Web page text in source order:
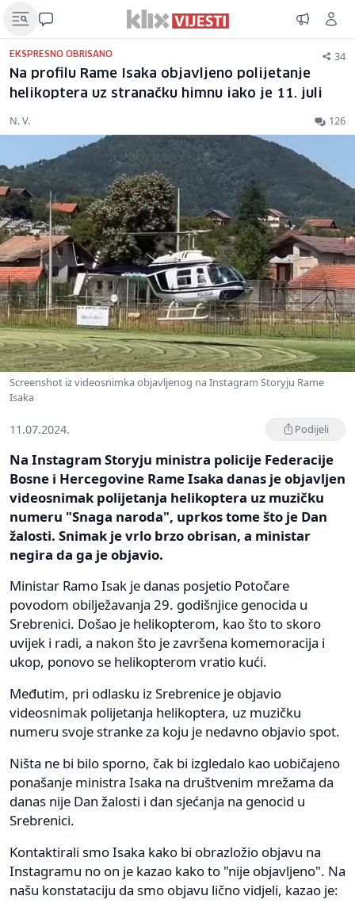
EKSPRESNO OBRISANO 34
Na profilu Rame Isaka objavljeno polijetanje
helikoptera uz stranačku himnu iako je 11. juli
N. V. 126
Screenshot iz videosnimka objavljenog na Instagram Storyju Rame
Isaka
11.07.2024. Podijeli
Na Instagram Storyju ministra policije Federacije
Bosne i Hercegovine Rame Isaka danas je objavljen
videosnimak polijetanja helikoptera uz muzičku
numeru "Snaga naroda", uprkos tome što je Dan
žalosti. Snimak je vrlo brzo obrisan, a ministar
negira da ga je objavio.
Ministar Ramo Isak je danas posjetio Potočare
povodom obilježavanja 29. godišnjice genocida u
Srebrenici. Došao je helikopterom, kao što to skoro
uvijek i radi, a nakon što je završena komemoracija i
ukop, ponovo se helikopterom vratio kući.
Međutim, pri odlasku iz Srebrenice je objavio
videosnimak polijetanja helikoptera, uz muzičku
numeru svoje stranke za koju je nedavno objavio spot.
Ništa ne bi bilo sporno, čak bi izgledalo kao uobičajeno
ponašanje ministra Isaka na društvenim mrežama da
danas nije Dan žalosti i dan sjećanja na genocid u
Srebrenici.
Kontaktirali smo Isaka kako bi obrazložio objavu na
Instagramu no on je kazao kako to "nije objavljeno". Na
našu konstataciju da smo objavu lično vidjeli, kazao je: